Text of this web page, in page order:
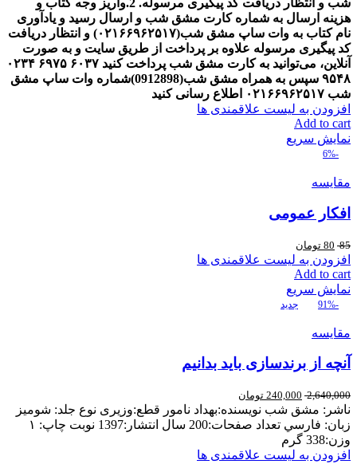
شب و انتظار دریافت کد پیگیری مرسوله.
2.واریز وجه کتاب و
هزینه ارسال به شماره کارت مشق شب و ارسال رسید و یادآوری
نام کتاب به وات ساپ مشق شب(۰۲۱۶۶۹۶۲۵۱۷) و انتظار دریافت
کد پیگیری مرسوله علاوه بر پرداخت از طریق سایت و به صورت
آنلاین، می‌توانید به کارت مشق شب پرداخت کنید ۶۰۳۷ ۶۹۷۵ ۰۲۳۴
۹۵۴۸
سپس به همراه مشق شب(0912898)شماره وات ساپ مشق
شب ۰۲۱۶۶۹۶۲۵۱۷
اطلاع رسانی کنید
افزودن به لیست علاقمندی ها
Add to cart
نمایش سریع
-6%
مقایسه
افکار عمومی
85
80 تومان
افزودن به لیست علاقمندی ها
Add to cart
نمایش سریع
-91% جدید
مقایسه
آنچه از برندسازی باید بدانیم
2,640,000
240,000 تومان
ناشر: مشق شب نويسنده:بهداد نامور قطع:وزیری نوع جلد: شوميز
زبان: فارسي تعداد صفحات:200 سال انتشار:1397 نوبت چاپ: ۱
وزن:338 گرم
افزودن به لیست علاقمندی ها